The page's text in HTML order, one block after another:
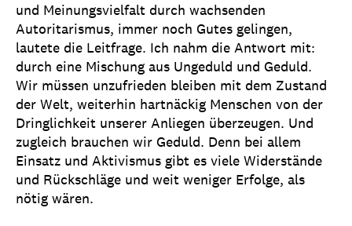
und Meinungsvielfalt durch wachsenden
Autoritarismus, immer noch Gutes gelingen,
lautete die Leitfrage. Ich nahm die Antwort mit:
durch eine Mischung aus Ungeduld und Geduld.
Wir müssen unzufrieden bleiben mit dem Zustand
der Welt, weiterhin hartnäckig Menschen von der
Dringlichkeit unserer Anliegen überzeugen. Und
zugleich brauchen wir Geduld. Denn bei allem
Einsatz und Aktivismus gibt es viele Widerstände
und Rückschläge und weit weniger Erfolge, als
nötig wären.